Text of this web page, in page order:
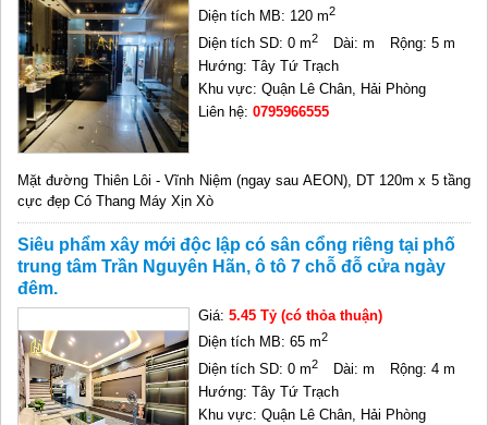
Diện tích MB: 120 m2
Diện tích SD: 0 m2 Dài: m
Rộng: 5 m
Hướng: Tây Tứ Trạch
Khu vực: Quận Lê Chân, Hải Phòng
Liên hệ:0795966555
Mặt đường Thiên Lôi - Vĩnh Niệm (ngay sau AEON), DT 120m x 5 tầng
cực đẹp Có Thang Máy Xịn Xò
Siêu phẩm xây mới độc lập có sân cổng riêng tại phố
trung tâm Trần Nguyên Hãn, ô tô 7 chỗ đỗ cửa ngày
đêm.
Giá:5.45 Tỷ (có thỏa thuận)
Diện tích MB: 65 m2
Diện tích SD: 0 m2 Dài: m
Rộng: 4 m
Hướng: Tây Tứ Trạch
Khu vực: Quận Lê Chân, Hải Phòng